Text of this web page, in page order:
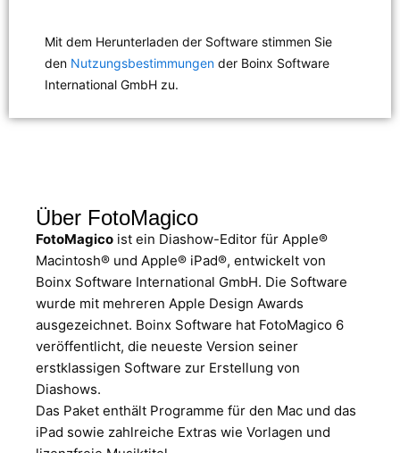
Mit dem Herunterladen der Software stimmen Sie
den Nutzungsbestimmungen der Boinx Software
International GmbH zu.
Über FotoMagico
FotoMagico ist ein Diashow-Editor für Apple®
Macintosh® und Apple® iPad®, entwickelt von
Boinx Software International GmbH. Die Software
wurde mit mehreren Apple Design Awards
ausgezeichnet. Boinx Software hat FotoMagico 6
veröffentlicht, die neueste Version seiner
erstklassigen Software zur Erstellung von
Diashows.
Das Paket enthält Programme für den Mac und das
iPad sowie zahlreiche Extras wie Vorlagen und